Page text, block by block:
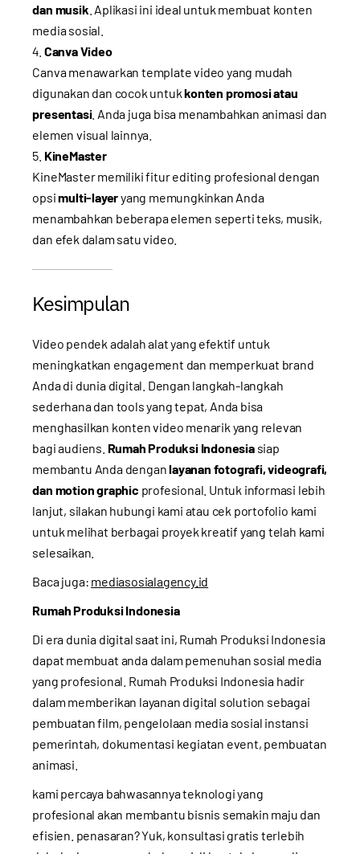
dan musik . Aplikasi ini ideal untuk membuat konten
media sosial.
Canva Video
Canva menawarkan template video yang mudah
digunakan dan cocok untukkonten promosi atau
presentasi. Anda juga bisa menambahkan animasi dan
elemen visual lainnya.
KineMaster
KineMaster memiliki fitur editing profesional dengan
opsimulti-layeryang memungkinkan Anda
menambahkan beberapa elemen seperti teks, musik,
dan efek dalam satu video.
Kesimpulan
Video pendek adalah alat yang efektif untuk
meningkatkan engagement dan memperkuat brand
Anda di dunia digital. Dengan langkah-langkah
sederhana dan tools yang tepat, Anda bisa
menghasilkan konten video menarik yang relevan
bagi audiens. Rumah Produksi Indonesiasiap
membantu Anda denganlayanan fotografi, videografi,
dan motion graphic profesional. Untuk informasi lebih
lanjut, silakan hubungi kami atau cek portofolio kami
untuk melihat berbagai proyek kreatif yang telah kami
selesaikan.
Baca juga: mediasosialagency.id
Rumah Produksi Indonesia
Di era dunia digital saat ini, Rumah Produksi Indonesia
dapat membuat anda dalam pemenuhan sosial media
yang profesional. Rumah Produksi Indonesia hadir
dalam memberikan layanan digital solution sebagai
pembuatan film, pengelolaan media sosial instansi
pemerintah, dokumentasi kegiatan event, pembuatan
animasi.
kami percaya bahwasannya teknologi yang
profesional akan membantu bisnis semakin maju dan
efisien. penasaran? Yuk, konsultasi gratis terlebih